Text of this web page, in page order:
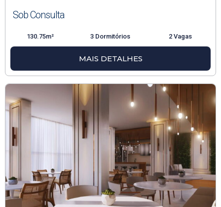
Sob Consulta
130.75m² 3 Dormitórios 2 Vagas
MAIS DETALHES